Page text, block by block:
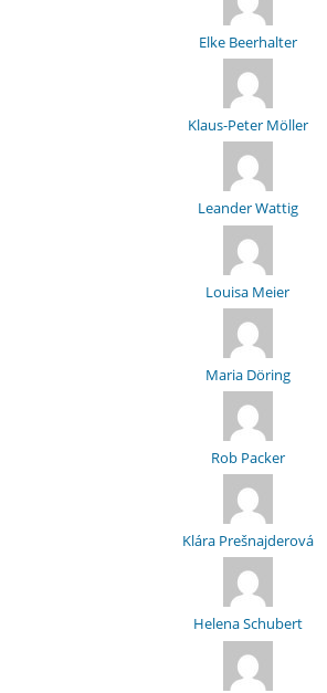
Elke Beerhalter
Klaus-Peter Möller
Leander Wattig
Louisa Meier
Maria Döring
Rob Packer
Klára Prešnajderová
Helena Schubert